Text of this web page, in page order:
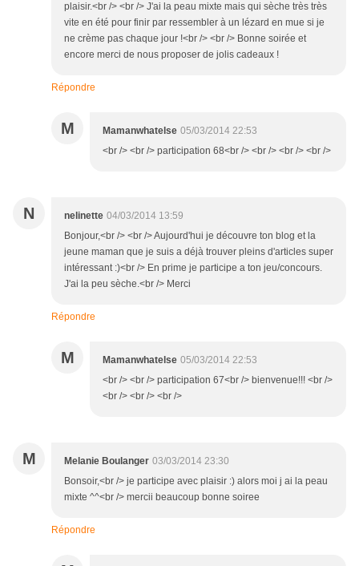
plaisir.<br /> <br /> J'ai la peau mixte mais qui sèche très très
vite en été pour finir par ressembler à un lézard en mue si je
ne crème pas chaque jour !<br /> <br /> Bonne soirée et
encore merci de nous proposer de jolis cadeaux !
Répondre
M Mamanwhatelse 05/03/2014 22:53
<br /> <br /> participation 68<br /> <br /> <br /> <br />
N nelinette 04/03/2014 13:59
Bonjour,<br /> <br /> Aujourd'hui je découvre ton blog et la
jeune maman que je suis a déjà trouver pleins d'articles super
intéressant :)<br /> En prime je participe a ton jeu/concours.
J'ai la peu sèche.<br /> Merci
Répondre
M Mamanwhatelse 05/03/2014 22:53
<br /> <br /> participation 67<br /> bienvenue!!! <br />
<br /> <br /> <br />
M Melanie Boulanger 03/03/2014 23:30
Bonsoir,<br /> je participe avec plaisir :) alors moi j ai la peau
mixte ^^<br /> mercii beaucoup bonne soiree
Répondre